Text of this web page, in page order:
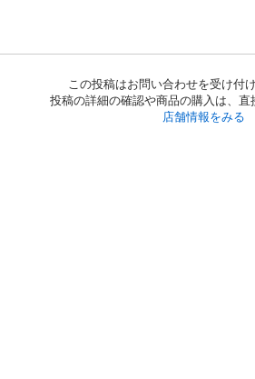
この投稿はお問い合わせを受け付
投稿の詳細の確認や商品の購入は、直
店舗情報をみる